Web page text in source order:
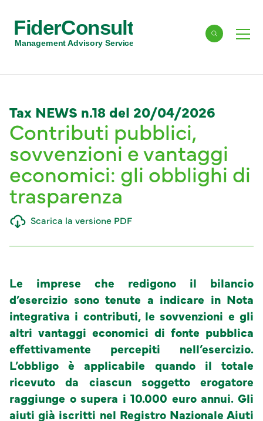
FiderConsult
Management Advisory Services Cerca
Tax NEWS n.18 del 20/04/2026
Contributi pubblici,
sovvenzioni e vantaggi
economici: gli obblighi di
trasparenza
Scarica la versione PDF
Le imprese che redigono il bilancio
d’esercizio sono tenute a indicare in Nota
integrativa i contributi, le sovvenzioni e gli
altri vantaggi economici di fonte pubblica
effettivamente percepiti nell’esercizio.
L’obbligo è applicabile quando il totale
ricevuto da ciascun soggetto erogatore
raggiunge o supera i 10.000 euro annui. Gli
aiuti già iscritti nel Registro Nazionale Aiuti